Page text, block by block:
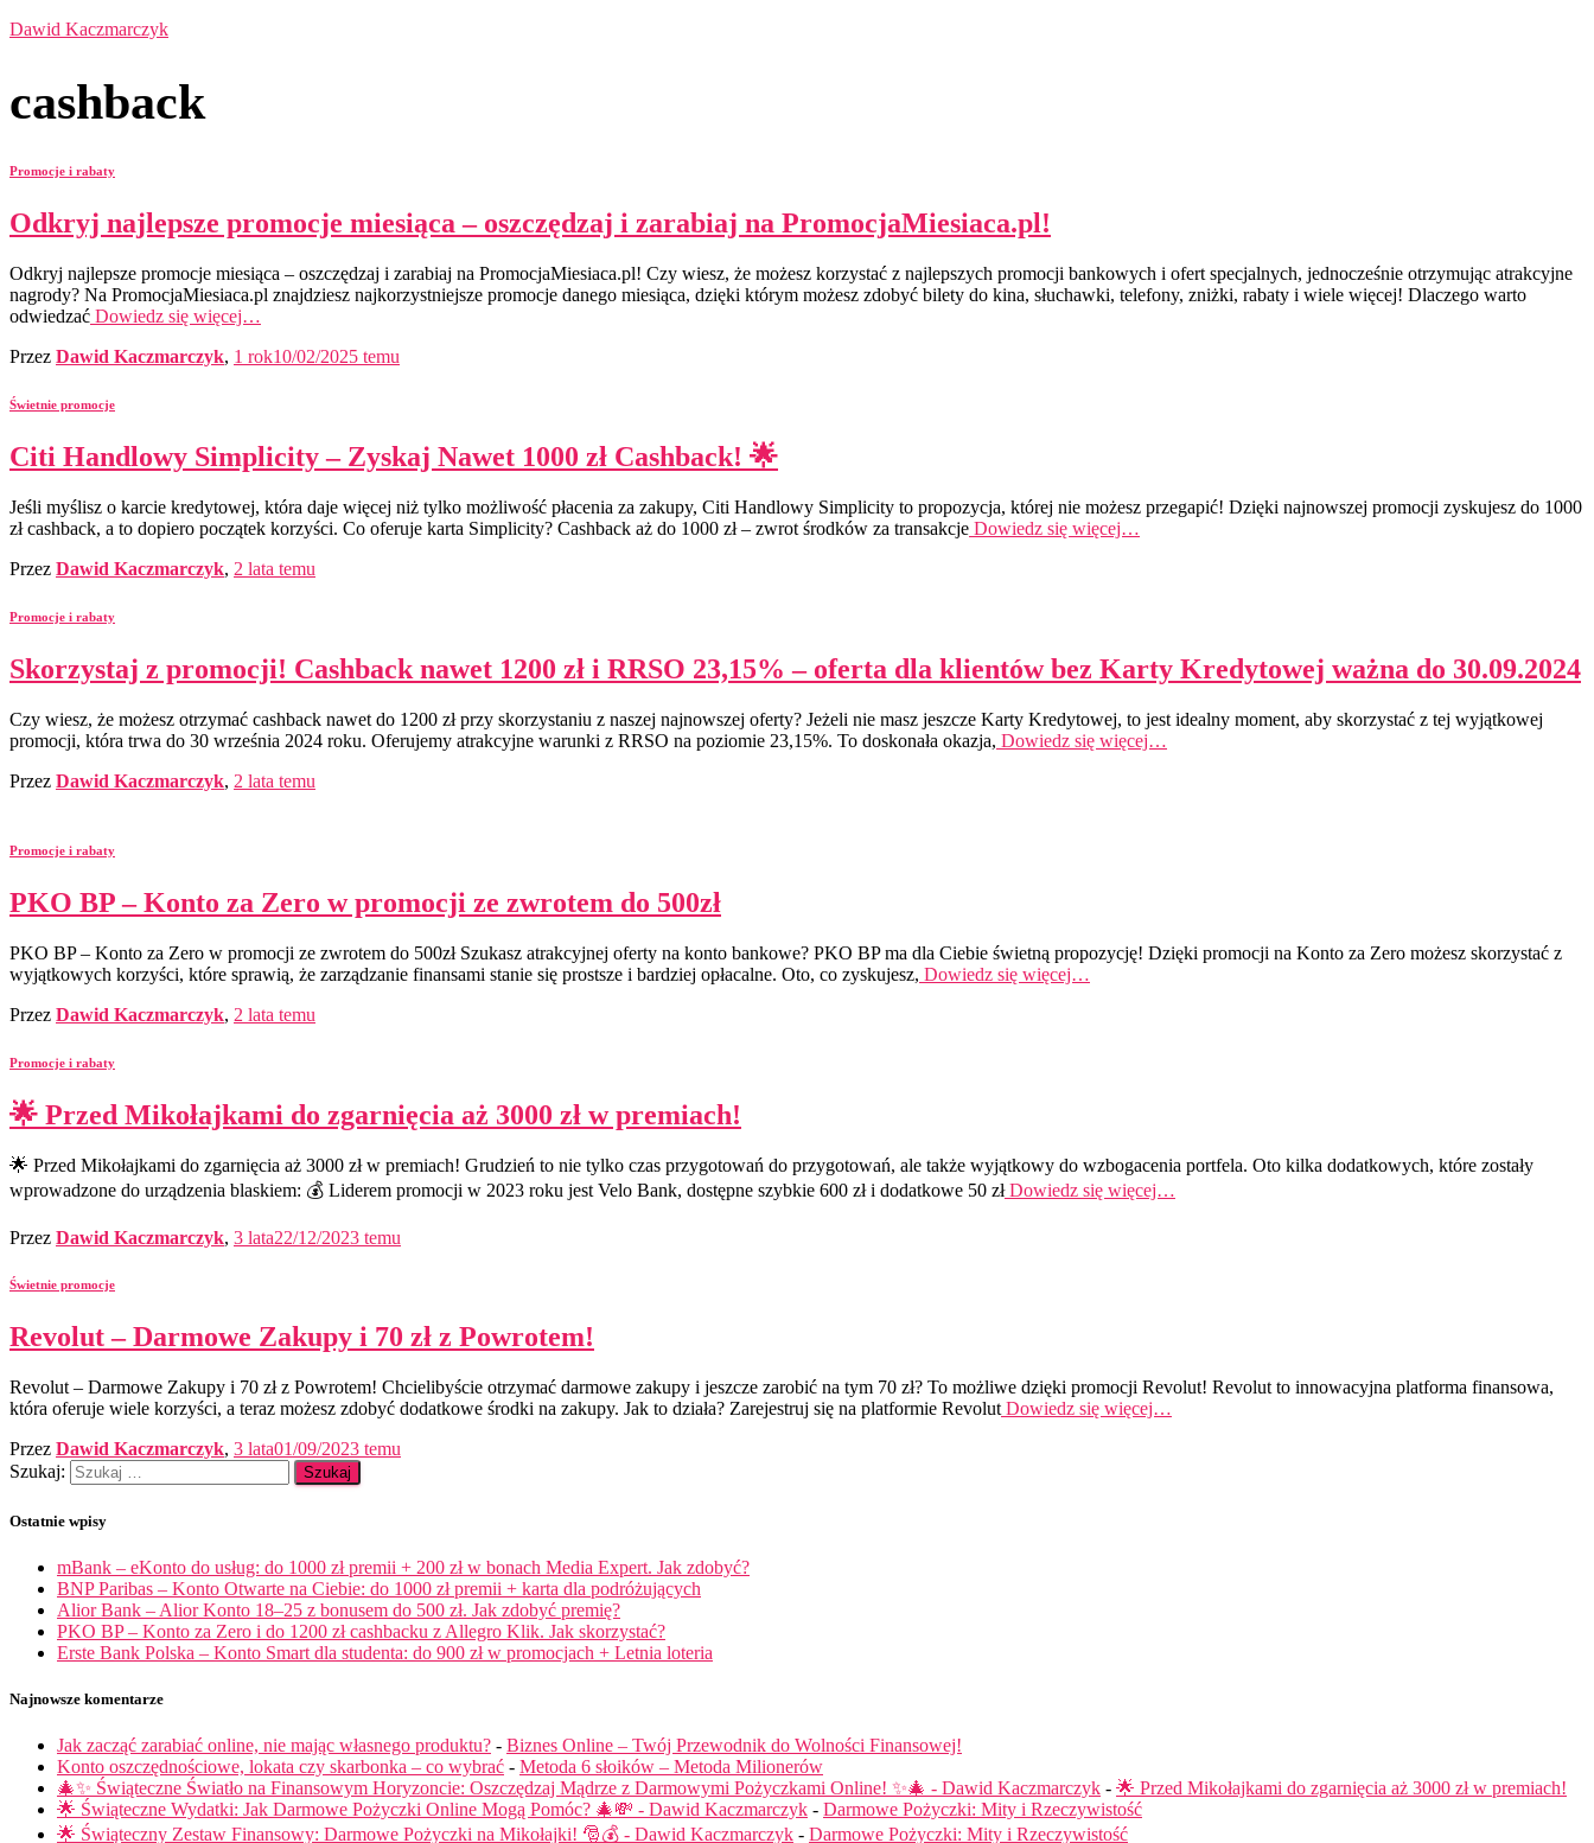
Dawid Kaczmarczyk
cashback
Promocje i rabaty
Odkryj najlepsze promocje miesiąca – oszczędzaj i zarabiaj na PromocjaMiesiaca.pl!
Odkryj najlepsze promocje miesiąca – oszczędzaj i zarabiaj na PromocjaMiesiaca.pl! Czy wiesz, że możesz korzystać z najlepszych promocji bankowych i ofert specjalnych, jednocześnie otrzymując atrakcyjne
nagrody? Na PromocjaMiesiaca.pl znajdziesz najkorzystniejsze promocje danego miesiąca, dzięki którym możesz zdobyć bilety do kina, słuchawki, telefony, zniżki, rabaty i wiele więcej! Dlaczego warto
odwiedzać Dowiedz się więcej…
Przez Dawid Kaczmarczyk, 1 rok10/02/2025 temu
Świetnie promocje
Citi Handlowy Simplicity – Zyskaj Nawet 1000 zł Cashback! 🌟
Jeśli myślisz o karcie kredytowej, która daje więcej niż tylko możliwość płacenia za zakupy, Citi Handlowy Simplicity to propozycja, której nie możesz przegapić! Dzięki najnowszej promocji zyskujesz do 1000
zł cashback, a to dopiero początek korzyści. Co oferuje karta Simplicity? Cashback aż do 1000 zł – zwrot środków za transakcje Dowiedz się więcej…
Przez Dawid Kaczmarczyk, 2 lata temu
Promocje i rabaty
Skorzystaj z promocji! Cashback nawet 1200 zł i RRSO 23,15% – oferta dla klientów bez Karty Kredytowej ważna do 30.09.2024
Czy wiesz, że możesz otrzymać cashback nawet do 1200 zł przy skorzystaniu z naszej najnowszej oferty? Jeżeli nie masz jeszcze Karty Kredytowej, to jest idealny moment, aby skorzystać z tej wyjątkowej
promocji, która trwa do 30 września 2024 roku. Oferujemy atrakcyjne warunki z RRSO na poziomie 23,15%. To doskonała okazja, Dowiedz się więcej…
Przez Dawid Kaczmarczyk, 2 lata temu
Promocje i rabaty
PKO BP – Konto za Zero w promocji ze zwrotem do 500zł
PKO BP – Konto za Zero w promocji ze zwrotem do 500zł Szukasz atrakcyjnej oferty na konto bankowe? PKO BP ma dla Ciebie świetną propozycję! Dzięki promocji na Konto za Zero możesz skorzystać z
wyjątkowych korzyści, które sprawią, że zarządzanie finansami stanie się prostsze i bardziej opłacalne. Oto, co zyskujesz, Dowiedz się więcej…
Przez Dawid Kaczmarczyk, 2 lata temu
Promocje i rabaty
🌟 Przed Mikołajkami do zgarnięcia aż 3000 zł w premiach!
🌟 Przed Mikołajkami do zgarnięcia aż 3000 zł w premiach! Grudzień to nie tylko czas przygotowań do przygotowań, ale także wyjątkowy do wzbogacenia portfela. Oto kilka dodatkowych, które zostały
wprowadzone do urządzenia blaskiem: 💰 Liderem promocji w 2023 roku jest Velo Bank, dostępne szybkie 600 zł i dodatkowe 50 złDowiedz się więcej…
Przez Dawid Kaczmarczyk, 3 lata22/12/2023 temu
Świetnie promocje
Revolut – Darmowe Zakupy i 70 zł z Powrotem!
Revolut – Darmowe Zakupy i 70 zł z Powrotem! Chcielibyście otrzymać darmowe zakupy i jeszcze zarobić na tym 70 zł? To możliwe dzięki promocji Revolut! Revolut to innowacyjna platforma finansowa,
która oferuje wiele korzyści, a teraz możesz zdobyć dodatkowe środki na zakupy. Jak to działa? Zarejestruj się na platformie Revolut Dowiedz się więcej…
Przez Dawid Kaczmarczyk, 3 lata01/09/2023 temu
Szukaj:
Ostatnie wpisy
mBank – eKonto do usług: do 1000 zł premii + 200 zł w bonach Media Expert. Jak zdobyć?
BNP Paribas – Konto Otwarte na Ciebie: do 1000 zł premii + karta dla podróżujących
Alior Bank – Alior Konto 18–25 z bonusem do 500 zł. Jak zdobyć premię?
PKO BP – Konto za Zero i do 1200 zł cashbacku z Allegro Klik. Jak skorzystać?
Erste Bank Polska – Konto Smart dla studenta: do 900 zł w promocjach + Letnia loteria
Najnowsze komentarze
Jak zacząć zarabiać online, nie mając własnego produktu? - Biznes Online – Twój Przewodnik do Wolności Finansowej!
Konto oszczędnościowe, lokata czy skarbonka – co wybrać - Metoda 6 słoików – Metoda Milionerów
🎄✨ Świąteczne Światło na Finansowym Horyzoncie: Oszczędzaj Mądrze z Darmowymi Pożyczkami Online! ✨🎄 - Dawid Kaczmarczyk - 🌟 Przed Mikołajkami do zgarnięcia aż 3000 zł w premiach!
🌟 Świąteczne Wydatki: Jak Darmowe Pożyczki Online Mogą Pomóc? 🎄💸 - Dawid Kaczmarczyk - Darmowe Pożyczki: Mity i Rzeczywistość
🌟 Świąteczny Zestaw Finansowy: Darmowe Pożyczki na Mikołajki! 🎅💰 - Dawid Kaczmarczyk - Darmowe Pożyczki: Mity i Rzeczywistość